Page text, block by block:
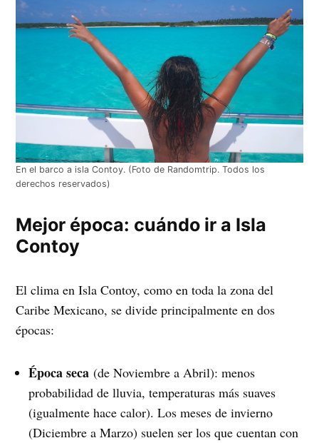
En el barco a isla Contoy. (Foto de Randomtrip. Todos los
derechos reservados)
Mejor época: cuándo ir a Isla
Contoy
El clima en Isla Contoy, como en toda la zona del
Caribe Mexicano, se divide principalmente en dos
épocas:
Época seca (de Noviembre a Abril): menos
probabilidad de lluvia, temperaturas más suaves
(igualmente hace calor). Los meses de invierno
(Diciembre a Marzo) suelen ser los que cuentan con